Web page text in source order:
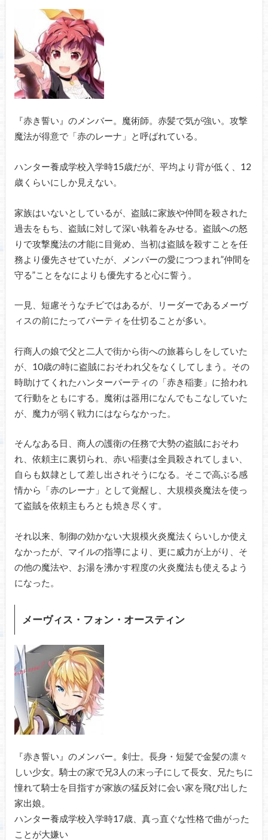
『赤き誓い』のメンバー。魔術師。赤髪で気が強い。攻撃
魔法が得意で「赤のレーナ」と呼ばれている。
ハンター養成学校入学時15歳だが、平均より背が低く、12
歳くらいにしか見えない。
家族はいないとしているが、盗賊に家族や仲間を殺された
過去をもち、盗賊に対して深い執着をみせる。盗賊への怒
りで攻撃魔法の才能に目覚め、当初は盗賊を殺すことを任
務より優先させていたが、メンバーの愛につつまれ”仲間を
守る”ことをなによりも優先すると心に誓う。
一見、短慮そうなチビではあるが、リーダーであるメーヴ
ィスの前にたってパーティを仕切ることが多い。
行商人の娘で父と二人で街から街への旅暮らしをしていた
が、10歳の時に盗賊におそわれ父をなくしてしまう。その
時助けてくれたハンターパーティの「赤き稲妻」に拾われ
て行動をともにする。魔術は器用になんでもこなしていた
が、魔力が弱く戦力にはならなかった。
そんなある日、商人の護衛の任務で大勢の盗賊におそわ
れ、依頼主に裏切られ、赤い稲妻は全員殺されてしまい、
自らも奴隷として差し出されそうになる。そこで高ぶる感
情から「赤のレーナ」として覚醒し、大規模炎魔法を使っ
て盗賊を依頼主もろとも焼き尽くす。
それ以来、制御の効かない大規模火炎魔法くらいしか使え
なかったが、マイルの指導により、更に威力が上がり、そ
の他の魔法や、お湯を沸かす程度の火炎魔法も使えるよう
になった。
メーヴィス・フォン・オースティン
『赤き誓い』のメンバー。剣士。長身・短髪で金髪の凛々
しい少女。騎士の家で兄3人の末っ子にして長女、兄たちに
憧れて騎士を目指すが家族の猛反対に会い家を飛び出した
家出娘。
ハンター養成学校入学時17歳、真っ直ぐな性格で曲がった
ことが大嫌い